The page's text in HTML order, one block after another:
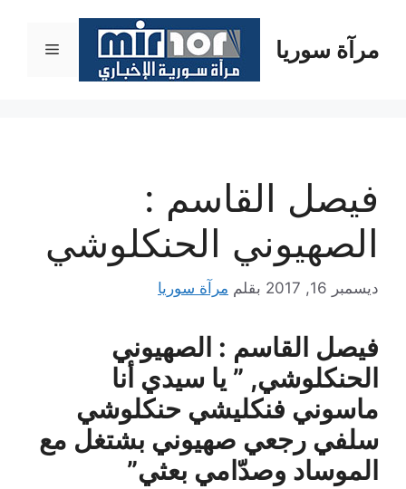
المحتوىمرآة سوريا القائمة
فيصل القاسم :
الصهيوني الحنكلوشي
ديسمبر 16, 2017 بقلم مرآة سوريا
فيصل القاسم : الصهيوني
الحنكلوشي, ” يا سيدي أنا
ماسوني فنكليشي حنكلوشي
سلفي رجعي صهيوني بشتغل مع
الموساد وصدّامي بعثي”